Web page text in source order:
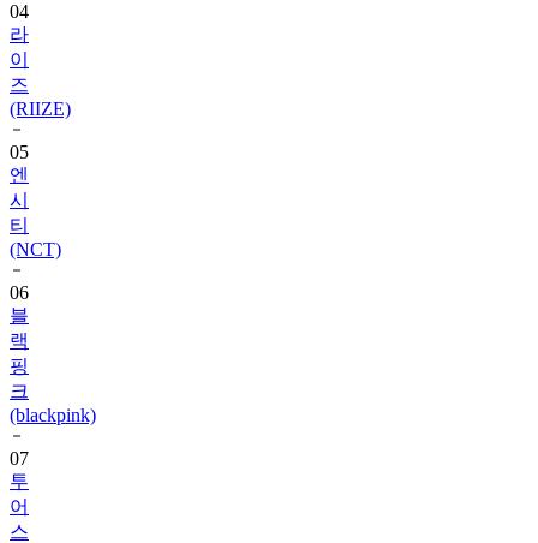
04
라
이
즈
(RIIZE)
05
엔
시
티
(NCT)
06
블
랙
핑
크
(blackpink)
07
투
어
스